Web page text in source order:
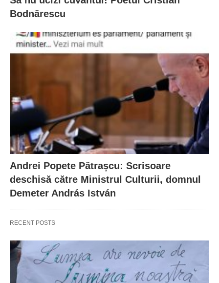
Bodnărescu
Andrei Popete Pătrașcu: Scrisoare
deschisă către Ministrul Culturii, domnul
Demeter András István
RECENT POSTS